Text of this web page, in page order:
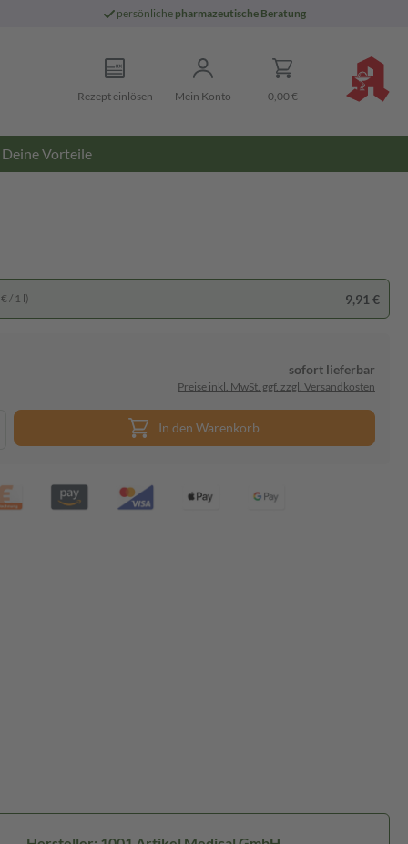
persönliche pharmazeutische Beratung
Rezept einlösen Mein Konto 0,00 €
Deine Vorteile
/ 1 l) 9,91 €
sofort lieferbar
Preise inkl. MwSt. ggf. zzgl. Versandkosten
In den Warenkorb